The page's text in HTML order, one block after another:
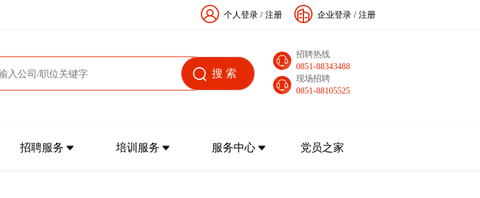
企业登录 / 注册
个人登录 / 注册
招聘热线
0851-88343488
现场招聘
0851-88105525
招聘服务 培训服务 服务中心 党员之家